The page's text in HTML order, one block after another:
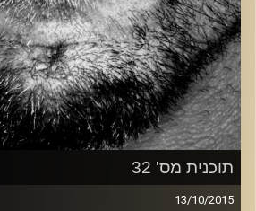
תוכנית מס' 32
13/10/2015